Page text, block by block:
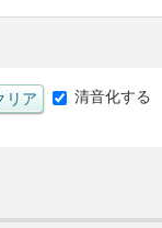
清音化する